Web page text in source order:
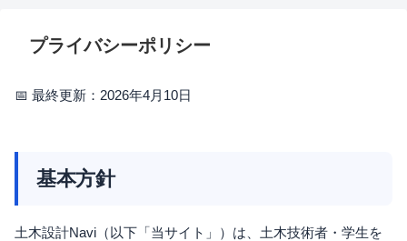
プライバシーポリシー
📅 最終更新：2026年4月10日
基本方針
土木設計Navi（以下「当サイト」）は、土木技術者・学生を